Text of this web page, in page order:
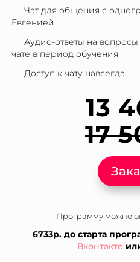
Чат для общения с
Евгенией
Аудио-ответы на
чате в период обучения
Доступ к чату навсегда
13
17
Программу можно
6733р. до старта
Вконтакте